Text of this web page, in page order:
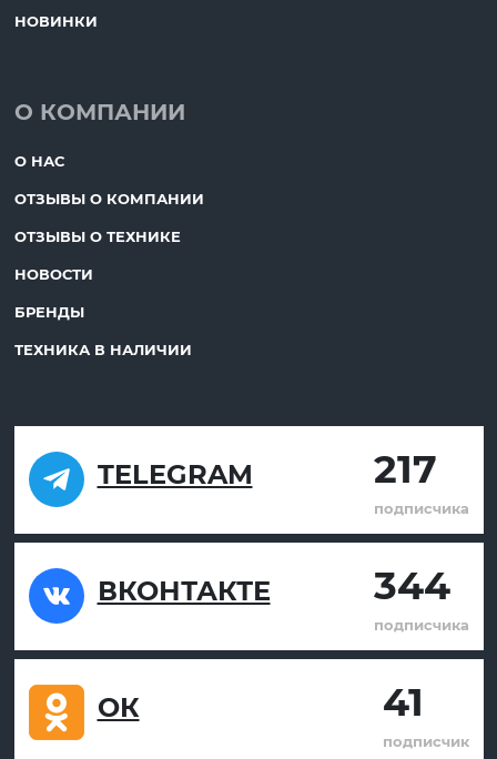
НОВИНКИ
О КОМПАНИИ
О НАС
ОТЗЫВЫ О КОМПАНИИ
ОТЗЫВЫ О ТЕХНИКЕ
НОВОСТИ
БРЕНДЫ
ТЕХНИКА В НАЛИЧИИ
TELEGRAM 217
подписчика
ВКОНТАКТЕ 344
подписчика
ОК 41
подписчик